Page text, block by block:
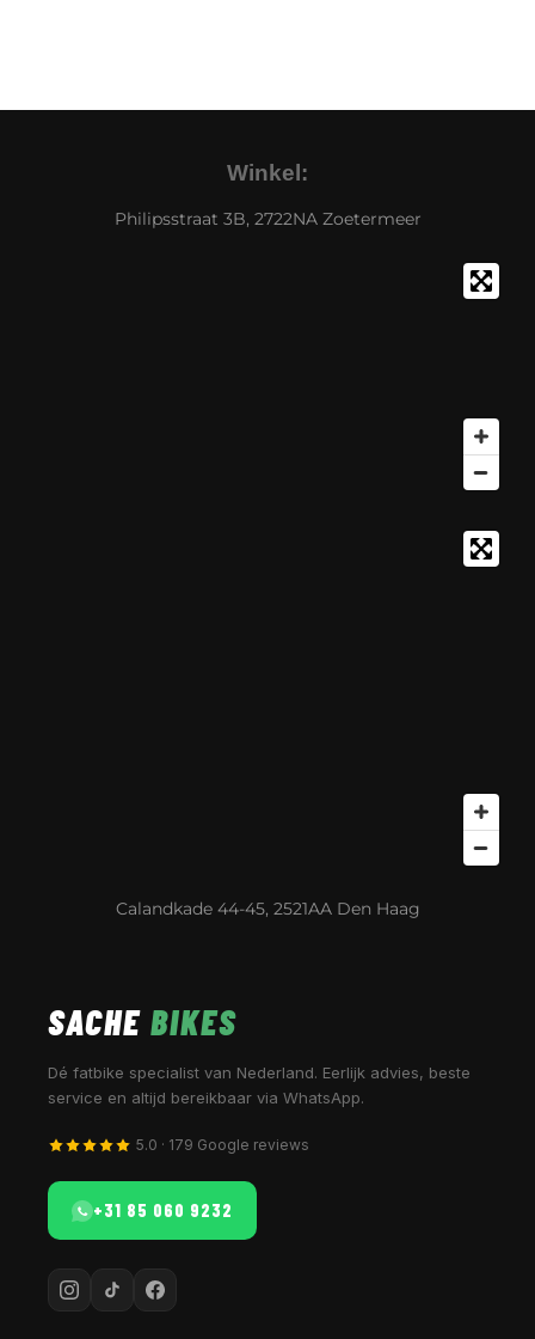
Winkel:
Philipsstraat 3B, 2722NA Zoetermeer
Calandkade 44-45, 2521AA Den Haag
SACHE BIKES
Dé fatbike specialist van Nederland. Eerlijk advies, beste
service en altijd bereikbaar via WhatsApp.
5.0 · 179 Google reviews
+31 85 060 9232